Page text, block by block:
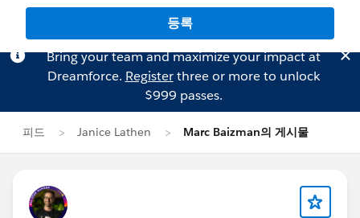
등록
Bring your team and maximize your impact at
Dreamforce. Registerthree or more to unlock
$999 passes.
피드 Janice Lathen Marc Baizman의 게시물